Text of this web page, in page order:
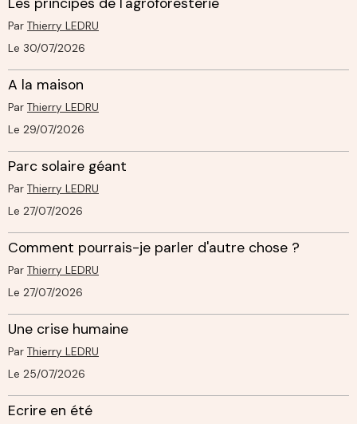
Par Thierry LEDRU
Le 30/07/2026
A la maison
Par Thierry LEDRU
Le 29/07/2026
Parc solaire géant
Par Thierry LEDRU
Le 27/07/2026
Comment pourrais-je parler d'autre chose ?
Par Thierry LEDRU
Le 27/07/2026
Une crise humaine
Par Thierry LEDRU
Le 25/07/2026
Ecrire en été